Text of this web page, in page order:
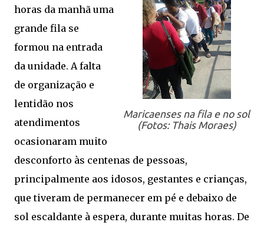
Maricaenses na fila e no sol
(Fotos: Thais Moraes)
horas da manhã uma
grande fila se
formou na entrada
da unidade. A falta
de organização e
lentidão nos
atendimentos
ocasionaram muito
desconforto às centenas de pessoas,
principalmente aos idosos, gestantes e crianças,
que tiveram de permanecer em pé e debaixo de
sol escaldante à espera, durante muitas horas. De